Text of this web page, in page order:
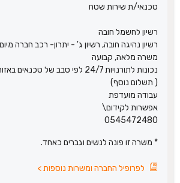
טכנאי/ת שירות שטח
רשיון לחשמל חובה
רשיון נהיגה חובה, רשיון ג' - יתרון- רכב חברה
משרה מלאה, קבועה
נכונות לתורנויות 24/7 לפי סבב של טכנאים באזור
( תשלום נוסף)
עבודה מועדפת
אפשרות לקידום\
0545472480
* משרה זו פונה לנשים וגברים כאחד.
לפרופיל החברה ומשרות נוספות>